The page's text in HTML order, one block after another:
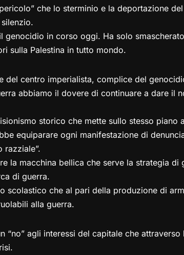
che lo sterminio e la deportazione
genocidio in corso oggi. Ha solo
sulla Palestina in tutto mondo.
del centro imperialista, complice del
abbiamo il dovere di continuare a dare il
storico che mette sullo stesso piano
equiparare ogni manifestazione di
razziale”.
la macchina bellica che serve la strategia di
di guerra.
scolastico che al pari della produzione di
alla guerra.
“no” agli interessi del capitale che